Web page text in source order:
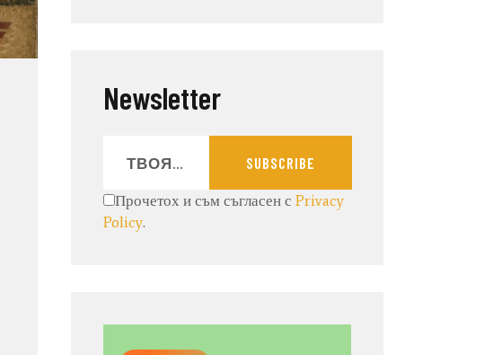
Newsletter
SUBSCRIBE
Прочетох и съм съгласен сPrivacy
Policy.